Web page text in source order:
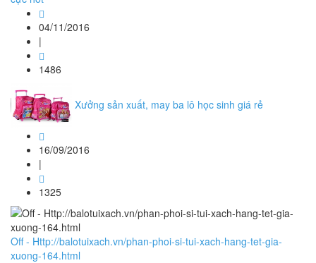
04/11/2016
|
1486
Xưởng sản xuất, may ba lô học sinh giá rẻ
16/09/2016
|
1325
Off - Http://balotuixach.vn/phan-phoi-si-tui-xach-hang-tet-gia-
xuong-164.html